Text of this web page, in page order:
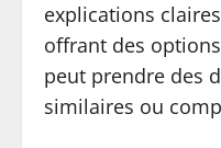
explications
offrant des
peut prendre des
similaires ou